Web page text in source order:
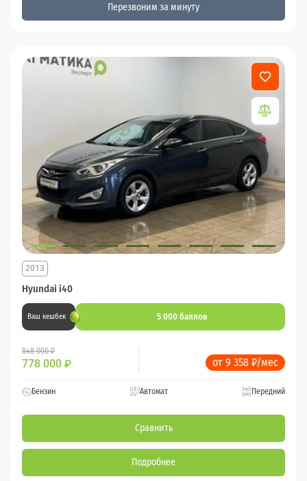
Перезвоним за минуту
Hyundai i40
2013
Ваш кешбек 5 000 баллов
848 000 ₽
778 000 ₽ от 9 358 ₽/мес
Бензин Автомат Передний
Сравнить
Подробнее